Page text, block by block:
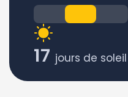
17 jours de soleil